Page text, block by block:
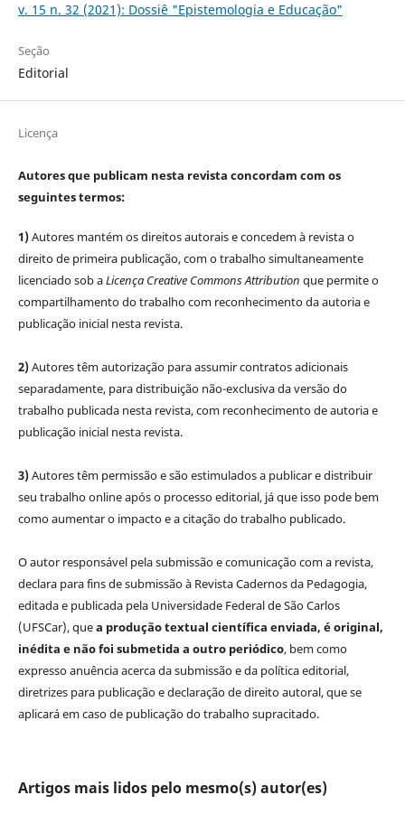
v. 15 n. 32 (2021): Dossiê "Epistemologia e Educação"
Seção
Editorial
Licença
Autores que publicam nesta revista concordam com os
seguintes termos:
1)Autores mantém os direitos autorais e concedem à revista o
direito de primeira publicação, com o trabalho simultaneamente
licenciado sob aLicença Creative Commons Attribution que permite o
compartilhamento do trabalho com reconhecimento da autoria e
publicação inicial nesta revista.
2)Autores têm autorização para assumir contratos adicionais
separadamente, para distribuição não-exclusiva da versão do
trabalho publicada nesta revista, com reconhecimento de autoria e
publicação inicial nesta revista.
3)Autores têm permissão e são estimulados a publicar e distribuir
seu trabalho online após o processo editorial, já que isso pode bem
como aumentar o impacto e a citação do trabalho publicado.
O autor responsável pela submissão e comunicação com a revista,
declara para fins de submissão à Revista Cadernos da Pedagogia,
editada e publicada pela Universidade Federal de São Carlos
(UFSCar), quea produção textual científica enviada, é original,
inédita e não foi submetida a outro periódico, bem como
expresso anuência acerca da submissão e da política editorial,
diretrizes para publicação e declaração de direito autoral, que se
aplicará em caso de publicação do trabalho supracitado.
Artigos mais lidos pelo mesmo(s) autor(es)